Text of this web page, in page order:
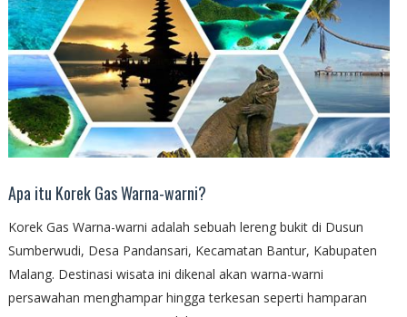
Apa itu Korek Gas Warna-warni?
Korek Gas Warna-warni adalah sebuah lereng bukit di Dusun
Sumberwudi, Desa Pandansari, Kecamatan Bantur, Kabupaten
Malang. Destinasi wisata ini dikenal akan warna-warni
persawahan menghampar hingga terkesan seperti hamparan